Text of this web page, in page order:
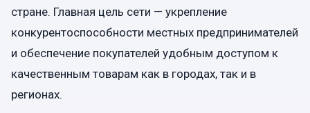
стране. Главная цель сети — укрепление
конкурентоспособности местных предпринимателей
и обеспечение покупателей удобным доступом к
качественным товарам как в городах, так и в
регионах.